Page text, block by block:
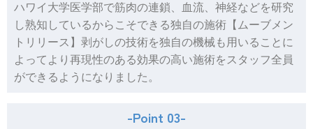
ハワイ大学医学部で筋肉の連鎖、血流、神経などを研究
し熟知しているからこそできる独自の施術【ムーブメン
トリリース】剥がしの技術を独自の機械も用いることに
よってより再現性のある効果の高い施術をスタッフ全員
ができるようになりました。
-Point 03-